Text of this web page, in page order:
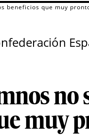
beneficios que muy
no
muy